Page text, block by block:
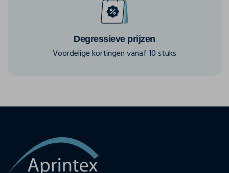
Degressieve prijzen
Voordelige kortingen vanaf 10 stuks